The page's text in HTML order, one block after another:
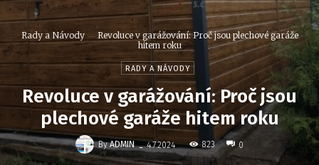
Rady a Návody
Revoluce v garážování: Proč jsou plechové garáže
hitem roku
RADY A NÁVODY
Revoluce v garážování: Proč jsou
plechové garáže hitem roku
By ADMIN - 4.7.2024 823 0